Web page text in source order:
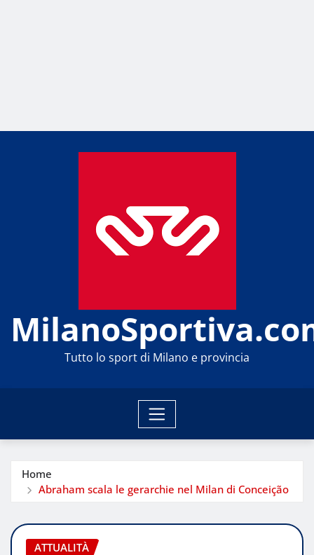
Tutto lo sport di Milano e provincia
Home
Abraham scala le gerarchie nel Milan di Conceição
ATTUALITÀ